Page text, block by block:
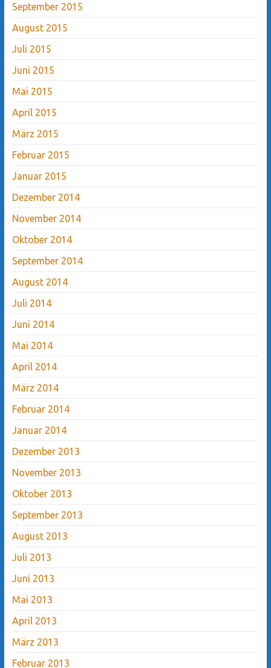
September 2015
August 2015
Juli 2015
Juni 2015
Mai 2015
April 2015
März 2015
Februar 2015
Januar 2015
Dezember 2014
November 2014
Oktober 2014
September 2014
August 2014
Juli 2014
Juni 2014
Mai 2014
April 2014
März 2014
Februar 2014
Januar 2014
Dezember 2013
November 2013
Oktober 2013
September 2013
August 2013
Juli 2013
Juni 2013
Mai 2013
April 2013
März 2013
Februar 2013